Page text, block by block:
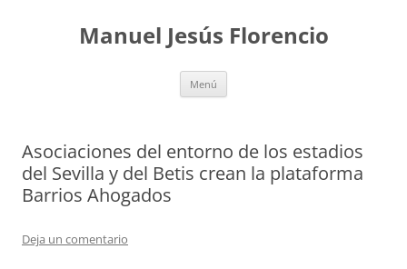
contenidoManuel Jesús Florencio
Menú
Asociaciones del entorno de los estadios
del Sevilla y del Betis crean la plataforma
Barrios Ahogados
Deja un comentario